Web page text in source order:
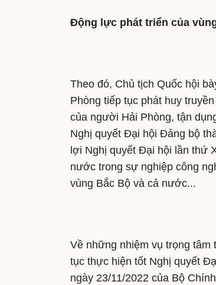
Động lực phát triển của
Theo đó, Chủ tịch Quốc hội
Phòng tiếp tục phát huy
của người Hải Phòng, tận
Nghị quyết Đại hội Đảng bộ
lợi Nghị quyết Đại hội lần thứ
nước trong sự nghiệp công
vùng Bắc Bộ và cả nước...
Về những nhiệm vụ trọng tâm
tục thực hiện tốt Nghị quyết
ngày 23/11/2022 của Bộ